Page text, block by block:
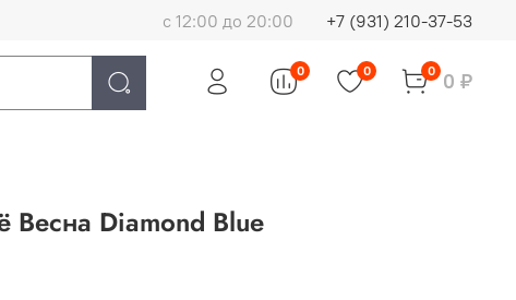
с 12:00 до 20:00 +7 (931) 210-37-53
0 0 0 0 ₽
Весна Diamond Blue